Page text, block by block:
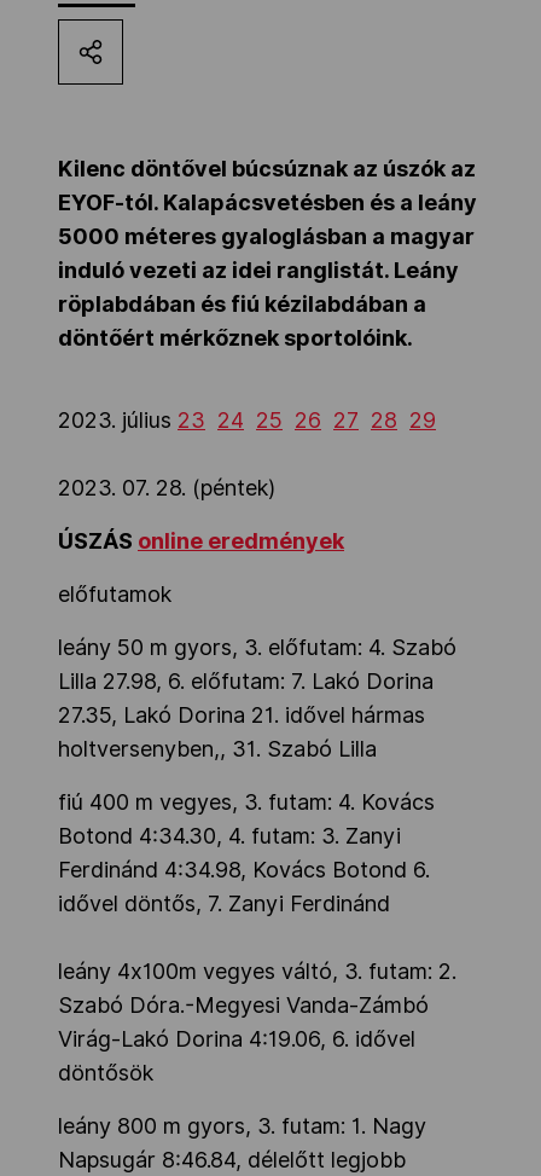
Kettőskarrier-program
Társszervezetek
OVEP
Adatbank
Kilenc döntővel búcsúznak az úszók az
EYOF-tól. Kalapácsvetésben és a leány
5000 méteres gyaloglásban a magyar
induló vezeti az idei ranglistát. Leány
röplabdában és fiú kézilabdában a
döntőért mérkőznek sportolóink.
2023. július 23 24 25 26 27 28 29
2023. 07. 28. (péntek)
ÚSZÁS online eredmények
előfutamok
leány 50 m gyors, 3. előfutam: 4. Szabó
Lilla 27.98, 6. előfutam: 7. Lakó Dorina
27.35, Lakó Dorina 21. idővel hármas
holtversenyben,, 31. Szabó Lilla
fiú 400 m vegyes, 3. futam: 4. Kovács
Botond 4:34.30, 4. futam: 3. Zanyi
Ferdinánd 4:34.98, Kovács Botond 6.
idővel döntős, 7. Zanyi Ferdinánd
leány 4x100m vegyes váltó, 3. futam: 2.
Szabó Dóra.-Megyesi Vanda-Zámbó
Virág-Lakó Dorina 4:19.06, 6. idővel
döntősök
leány 800 m gyors, 3. futam: 1. Nagy
Napsugár 8:46.84, délelőtt legjobb